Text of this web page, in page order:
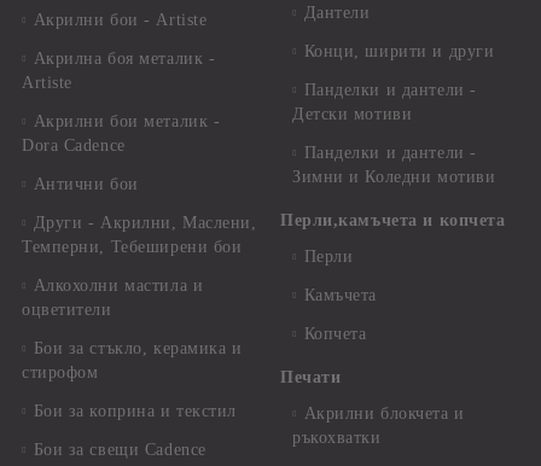
Акрилни бои - Artiste
Акрилна боя металик -
Artiste
Акрилни бои металик -
Dora Cadence
Антични бои
Други - Акрилни, Маслени,
Темперни, Тебеширени бои
Алкохолни мастила и
оцветители
Бои за стъкло, керамика и
стирофом
Бои за коприна и текстил
Бои за свещи Cadence
Дантели
Конци, ширити и други
Панделки и дантели -
Детски мотиви
Панделки и дантели -
Зимни и Коледни мотиви
Перли,камъчета и копчета
Перли
Камъчета
Копчета
Печати
Акрилни блокчета и
ръкохватки